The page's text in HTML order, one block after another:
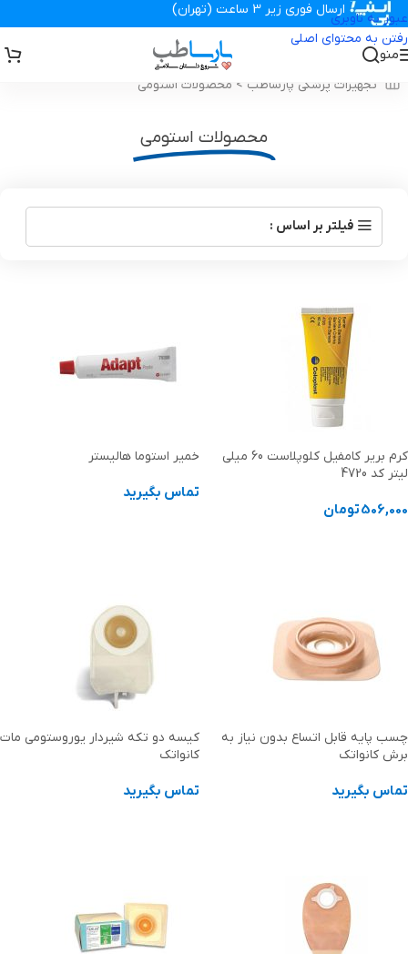
عبور به ناوبری
رفتن به محتوای اصلی
ارسال فوری زیر 3 ساعت (تهران)
منو
تجهیزات پزشکی پارساطب > محصولات استومی
محصولات استومی
فیلتر بر اساس :
کرم بریر کامفیل کلوپلاست 60 میلی
لیتر کد 4720
506,000تومان
خمیر استوما هالیستر
تماس بگیرید
چسب پایه قابل اتساع بدون نیاز به
برش کانواتک
تماس بگیرید
کیسه دو تکه شیردار یوروستومی مات
کانواتک
تماس بگیرید